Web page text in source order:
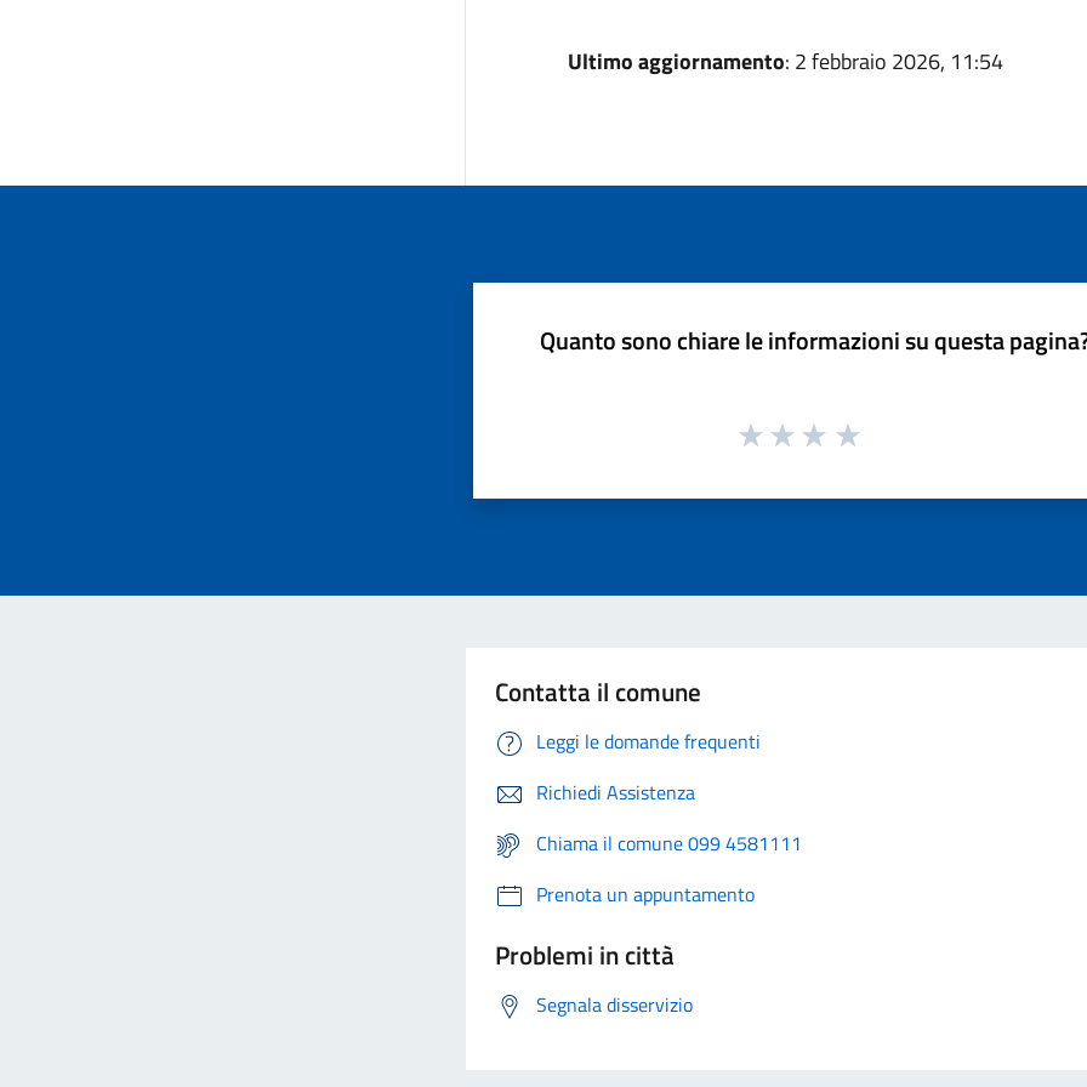
Ultimo aggiornamento: 2 febbraio 2026, 11:54
Quanto sono chiare le informazioni su questa
Contatta il comune
Leggi le domande frequenti
Richiedi Assistenza
Chiama il comune 099 4581111
Prenota un appuntamento
Problemi in città
Segnala disservizio